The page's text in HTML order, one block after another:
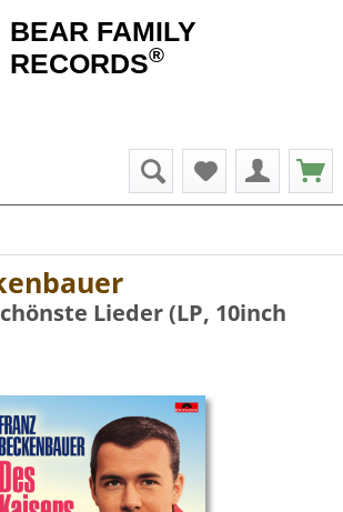
BEAR FAMILY
RECORDS®
Lieder (LP, 10inch